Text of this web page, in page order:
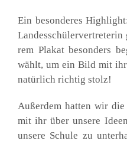
Ein beson­de­res
rem Pla­kat beson­ders
wählt, um ein Bild mit
natür­lich rich­tig stolz!
Außer­dem hat­ten wir
mit ihr über unse­re
unse­re Schu­le zu